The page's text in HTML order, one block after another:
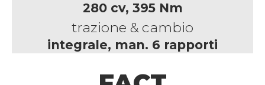
280 cv, 395 Nm
trazione & cambio
integrale, man. 6 rapporti